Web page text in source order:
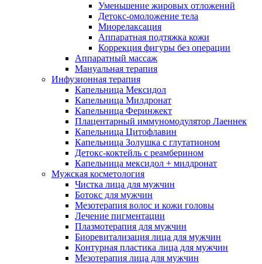
Уменьшение жировых отложений
Детокс-омоложение тела
Миорелаксация
Аппаратная подтяжка кожи
Коррекция фигуры без операции
Аппаратный массаж
Мануальная терапия
Инфузионная терапия
Капельница Мексидол
Капельница Милдронат
Капельница Феринжект
Плацентарный иммуномодулятор Лаеннек
Капельница Цитофлавин
Капельница Золушка с глутатионом
Детокс-коктейль с реамберином
Капельница мексидол + милдронат
Мужская косметология
Чистка лица для мужчин
Ботокс для мужчин
Мезотерапия волос и кожи головы
Лечение пигментации
Плазмотерапия для мужчин
Биоревитализация лица для мужчин
Контурная пластика лица для мужчин
Мезотерапия лица для мужчин